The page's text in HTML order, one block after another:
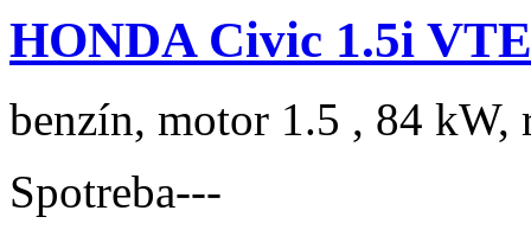
HONDA Civic 1.5i
benzín, motor 1.5 , 84 kW,
Spotreba---